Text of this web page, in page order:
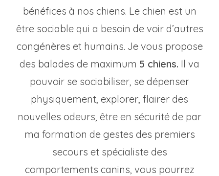
bénéfices à nos chiens. Le chien est un
être sociable qui a besoin de voir d’autres
congénères et humains. Je vous propose
des balades de maximum 5 chiens. Il va
pouvoir se sociabiliser, se dépenser
physiquement, explorer, flairer des
nouvelles odeurs, être en sécurité de par
ma formation de gestes des premiers
secours et spécialiste des
comportements canins, vous pourrez